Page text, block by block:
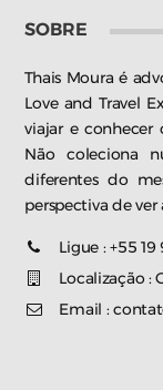
SOBRE
Thais Moura é
Love and Travel
viajar e conhecer
Não coleciona
diferentes do
perspectiva de ver
Ligue : +55
Localização :
Email :